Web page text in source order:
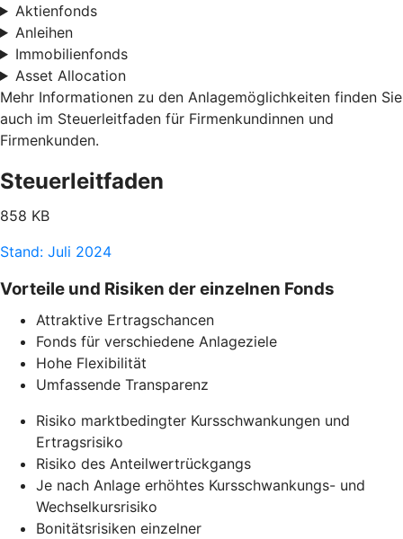
Aktienfonds
Anleihen
Immobilienfonds
Asset Allocation
Mehr Informationen zu den Anlagemöglichkeiten finden Sie
auch im Steuerleitfaden für Firmenkundinnen und
Firmenkunden.
Steuerleitfaden
858 KB
Stand: Juli 2024
Vorteile und Risiken der einzelnen Fonds
Attraktive Ertragschancen
Fonds für verschiedene Anlageziele
Hohe Flexibilität
Umfassende Transparenz
Risiko marktbedingter Kursschwankungen und
Ertragsrisiko
Risiko des Anteilwertrückgangs
Je nach Anlage erhöhtes Kursschwankungs- und
Wechselkursrisiko
Bonitätsrisiken einzelner